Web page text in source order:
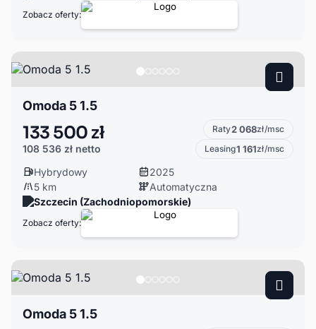
Zobacz oferty:
Omoda 5 1.5
133 500 zł
108 536 zł netto
Raty2 068zł/msc
Leasing1 161zł/msc
Hybrydowy
2025
5 km
Automatyczna
Szczecin (Zachodniopomorskie)
Zobacz oferty:
Omoda 5 1.5